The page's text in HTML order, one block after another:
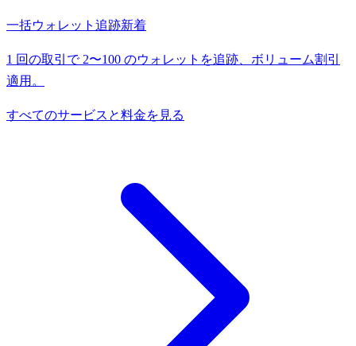
一括ウォレット追跡新着
1 回の取引で 2〜100 のウォレットを追跡、ボリューム割引
適用。
すべてのサービスと料金を見る